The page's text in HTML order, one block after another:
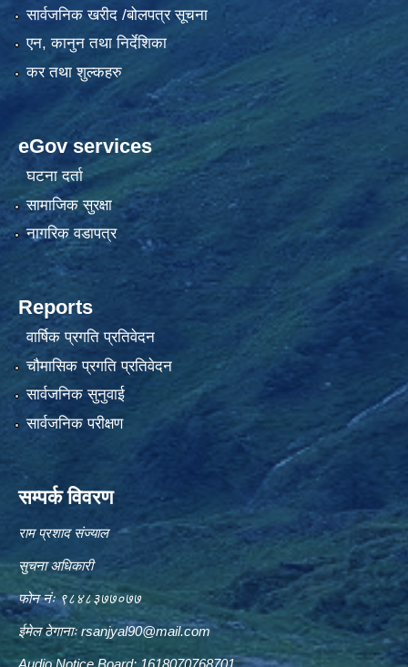
सार्वजनिक खरीद /बोलपत्र सूचना
एन, कानुन तथा निर्देशिका
कर तथा शुल्कहरु
eGov services
घटना दर्ता
सामाजिक सुरक्षा
नागरिक वडापत्र
Reports
वार्षिक प्रगति प्रतिवेदन
चौमासिक प्रगति प्रतिवेदन
सार्वजनिक सुनुवाई
सार्वजनिक परीक्षण
सम्पर्क विवरण
राम प्रशाद संज्याल
सुचना अधिकारी
फोन नंः ९८४८३७७०७७
ईमेल ठेगानाःrsanjyal90@mail.com
Audio Notice Board: 1618070768701